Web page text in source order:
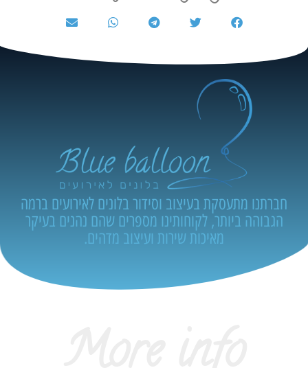
חברתנו מתעסקת בעיצוב וסידור בלונים לאירועים ברמה
הגבוהה ביותר, לקוחותינו מספרים שהם נהנים בעיקר
מאיכות שירות ועיצוב מדהים.